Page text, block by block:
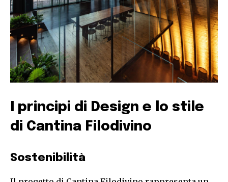
I principi di Design e lo stile
di Cantina Filodivino
Sostenibilità